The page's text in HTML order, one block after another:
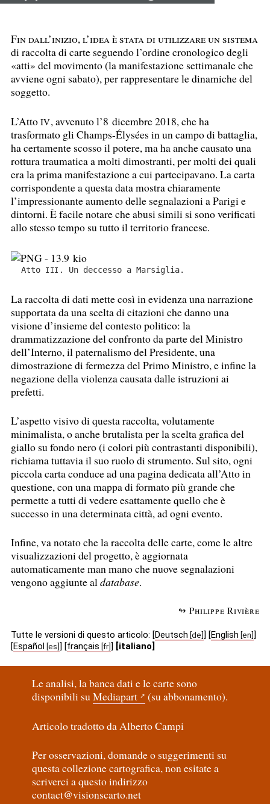
Fin dall’inizio, l’idea è stata di utilizzare un sistema
di raccolta di carte seguendo l’ordine cronologico degli
«atti» del movimento (la manifestazione settimanale che
avviene ogni sabato), per rappresentare le dinamiche del
soggetto.
L’Atto IV, avvenuto l’8 dicembre 2018, che ha
trasformato gli Champs-Élysées in un campo di battaglia,
ha certamente scosso il potere, ma ha anche causato una
rottura traumatica a molti dimostranti, per molti dei quali
era la prima manifestazione a cui partecipavano. La carta
corrispondente a questa data mostra chiaramente
l’impressionante aumento delle segnalazioni a Parigi e
dintorni. È facile notare che abusi simili si sono verificati
allo stesso tempo su tutto il territorio francese.
Atto III . Un deccesso a Marsiglia.
La raccolta di dati mette così in evidenza una narrazione
supportata da una scelta di citazioni che danno una
visione d’insieme del contesto politico: la
drammatizzazione del confronto da parte del Ministro
dell’Interno, il paternalismo del Presidente, una
dimostrazione di fermezza del Primo Ministro, e infine la
negazione della violenza causata dalle istruzioni ai
prefetti.
L’aspetto visivo di questa raccolta, volutamente
minimalista, o anche brutalista per la scelta grafica del
giallo su fondo nero (i colori più contrastanti disponibili),
richiama tuttavia il suo ruolo di strumento. Sul sito, ogni
piccola carta conduce ad una pagina dedicata all’Atto in
questione, con una mappa di formato più grande che
permette a tutti di vedere esattamente quello che è
successo in una determinata città, ad ogni evento.
Infine, va notato che la raccolta delle carte, come le altre
visualizzazioni del progetto, è aggiornata
automaticamente man mano che nuove segnalazioni
vengono aggiunte aldatabase.
↬ Philippe Rivière
Tutte le versioni di questo articolo: [Deutsch ] [English
]
[Español ] [français ] [italiano]
Le analisi, la banca dati e le carte sono
disponibili suMediapart (su abbonamento).
Articolo tradotto da Alberto Campi
Per osservazioni, domande o suggerimenti su
questa collezione cartografica, non esitate a
scriverci a questo indirizzo
contact@visionscarto.net